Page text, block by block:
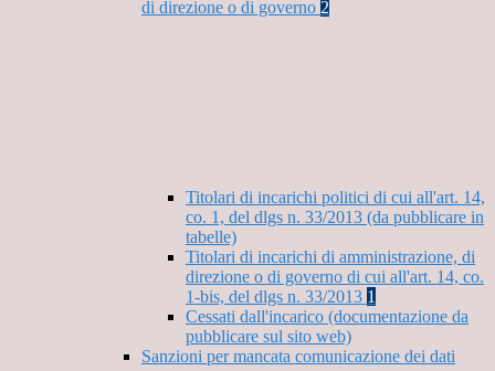
di direzione o di governo 2
Titolari di incarichi politici di cui all'art. 14,
co. 1, del dlgs n. 33/2013 (da pubblicare in
tabelle)
Titolari di incarichi di amministrazione, di
direzione o di governo di cui all'art. 14, co.
1-bis, del dlgs n. 33/2013 1
Cessati dall'incarico (documentazione da
pubblicare sul sito web)
Sanzioni per mancata comunicazione dei dati